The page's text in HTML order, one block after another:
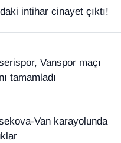
intihar cinayet çıktı!
tamamladı